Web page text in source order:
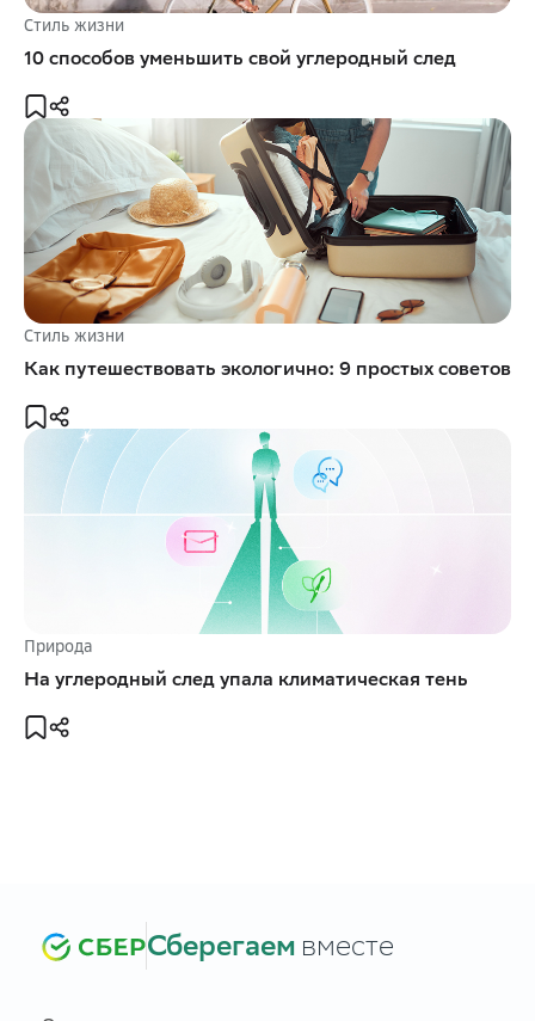
Стиль жизни
10 способов уменьшить свой углеродный след
Стиль жизни
Как путешествовать экологично: 9 простых советов
Природа
На углеродный след упала климатическая тень
Сберегаем вместе